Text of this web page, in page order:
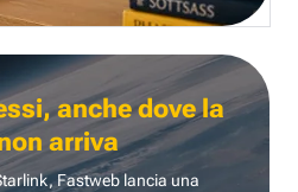
anche dove la
arriva
Fastweb lancia una